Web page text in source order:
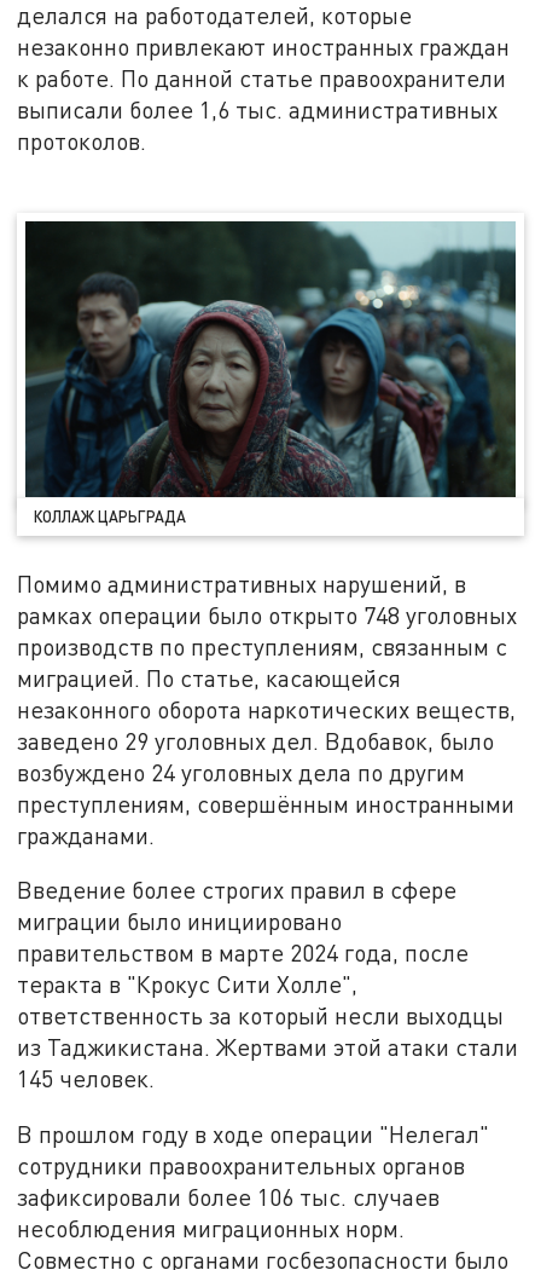
делался на работодателей, которые
незаконно привлекают иностранных граждан
к работе. По данной статье правоохранители
выписали более 1,6 тыс. административных
протоколов.
КОЛЛАЖ ЦАРЬГРАДА
Помимо административных нарушений, в
рамках операции было открыто 748 уголовных
производств по преступлениям, связанным с
миграцией. По статье, касающейся
незаконного оборота наркотических веществ,
заведено 29 уголовных дел. Вдобавок, было
возбуждено 24 уголовных дела по другим
преступлениям, совершённым иностранными
гражданами.
Введение более строгих правил в сфере
миграции было инициировано
правительством в марте 2024 года, после
теракта в "Крокус Сити Холле",
ответственность за который несли выходцы
из Таджикистана. Жертвами этой атаки стали
145 человек.
В прошлом году в ходе операции "Нелегал"
сотрудники правоохранительных органов
зафиксировали более 106 тыс. случаев
несоблюдения миграционных норм.
Совместно с органами госбезопасности было